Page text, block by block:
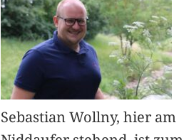
Sebastian Wollny, hier am